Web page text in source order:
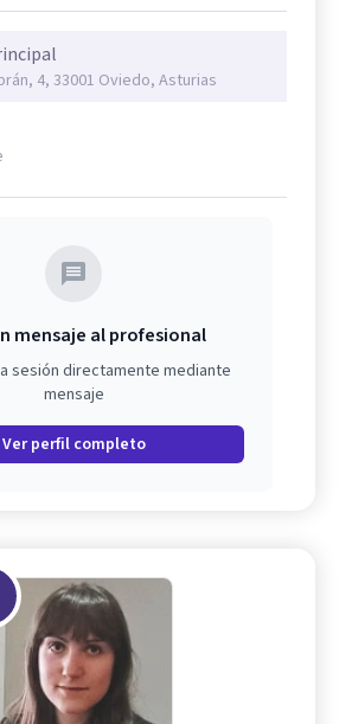
4, 33001 Oviedo, Asturias
mensaje al profesional
sesión directamente mediante
mensaje
Ver perfil completo